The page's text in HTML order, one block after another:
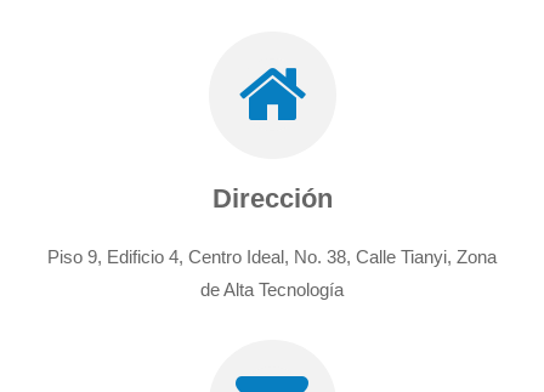
Dirección
Piso 9, Edificio 4, Centro Ideal, No. 38, Calle Tianyi, Zona
de Alta Tecnología